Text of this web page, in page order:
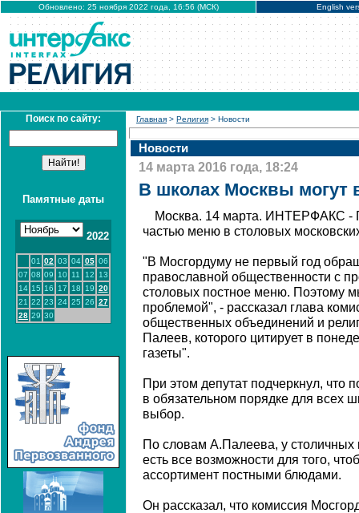
Обновлено: 25 ноября 2022 года, 16:56 (МСК) English
Поиск по сайту:
Памятные даты
2022
01 02 03 04 05 06
07 08 09 10 11 12
13
14 15 16 17 18 19 20
21 22 23 24 25 26 27
28 29 30
Главная > Религия > Новости
Новости
14 марта 2016 года, 18:24
В школах Москвы могут
Москва. 14 марта. ИНТЕРФАКС -
частью меню в столовых
"В Мосгордуму не первый год
православной общественности с
столовых постное меню. Поэтому
проблемой", - рассказал глава
общественных объединений и
Палеев, которого цитирует в
газеты".
При этом депутат подчеркнул, что
в обязательном порядке для всех
выбор.
По словам А.Палеева, у столичных
есть все возможности для того,
ассортимент постными блюдами.
Он рассказал, что комиссия